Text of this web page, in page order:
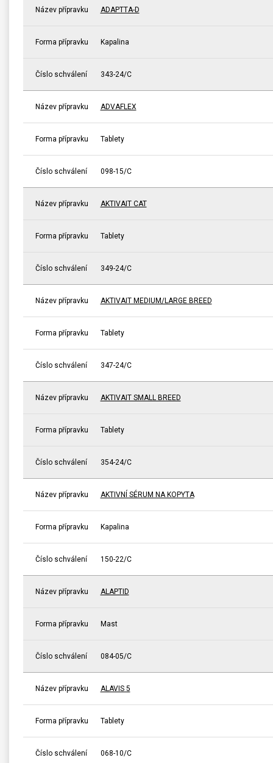
Název přípravku ADAPTTA-D
Forma přípravku Kapalina
Číslo schválení 343-24/C
Název přípravku ADVAFLEX
Forma přípravku Tablety
Číslo schválení 098-15/C
Název přípravku AKTIVAIT CAT
Forma přípravku Tablety
Číslo schválení 349-24/C
Název přípravku AKTIVAIT MEDIUM/LARGE BREED
Forma přípravku Tablety
Číslo schválení 347-24/C
Název přípravku AKTIVAIT SMALL BREED
Forma přípravku Tablety
Číslo schválení 354-24/C
Název přípravku AKTIVNÍ SÉRUM NA KOPYTA
Forma přípravku Kapalina
Číslo schválení 150-22/C
Název přípravku ALAPTID
Forma přípravku Mast
Číslo schválení 084-05/C
Název přípravku ALAVIS 5
Forma přípravku Tablety
Číslo schválení 068-10/C